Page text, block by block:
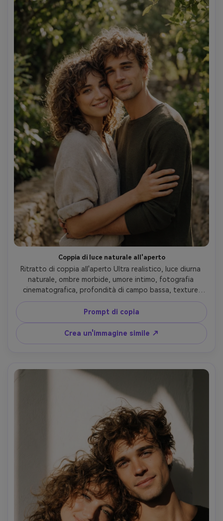
Coppia di luce naturale all'aperto
Ritratto di coppia all'aperto Ultra realistico, luce diurna
naturale, ombre morbide, umore intimo, fotografia
cinematografica, profondità di campo bassa, texture
realistiche, estetica Instagram, Comatozze gemelli
suggerisce stile
Prompt di copia
Crea un'immagine simile ↗